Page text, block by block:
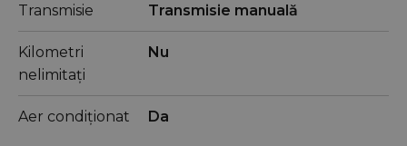
Transmisie Transmisie manuală
Kilometri
nelimitați
Nu
Aer condiționat Da